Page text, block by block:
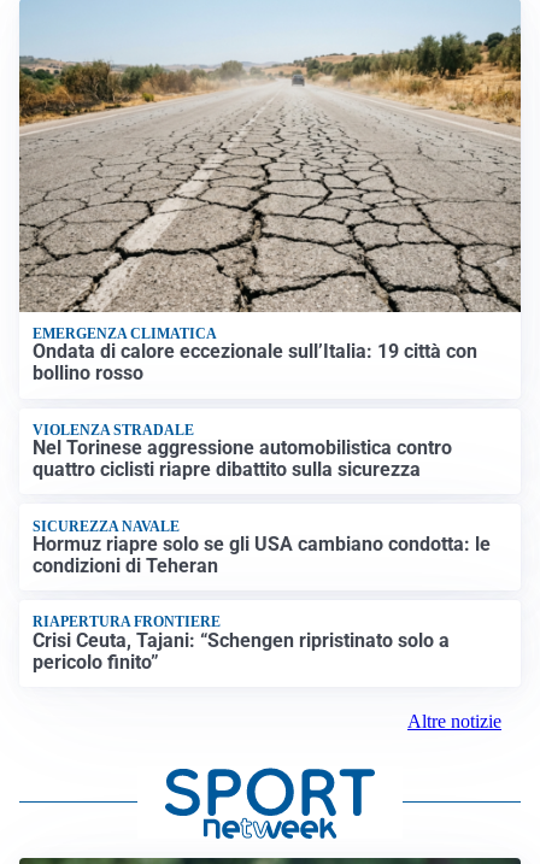
EMERGENZA CLIMATICA
Ondata di calore eccezionale sull’Italia: 19 città con
bollino rosso
VIOLENZA STRADALE
Nel Torinese aggressione automobilistica contro
quattro ciclisti riapre dibattito sulla sicurezza
SICUREZZA NAVALE
Hormuz riapre solo se gli USA cambiano condotta: le
condizioni di Teheran
RIAPERTURA FRONTIERE
Crisi Ceuta, Tajani: “Schengen ripristinato solo a
pericolo finito”
Altre notizie